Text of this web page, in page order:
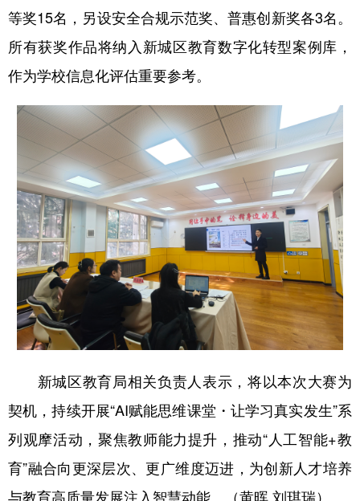
等奖15名，另设安全合规示范奖、普惠创新奖各3名。
所有获奖作品将纳入新城区教育数字化转型案例库，
作为学校信息化评估重要参考。
新城区教育局相关负责人表示，将以本次大赛为
契机，持续开展“AI赋能思维课堂・让学习真实发生”系
列观摩活动，聚焦教师能力提升，推动“人工智能+教
育”融合向更深层次、更广维度迈进，为创新人才培养
与教育高质量发展注入智慧动能。（黄晖 刘琪瑞）